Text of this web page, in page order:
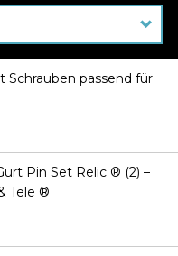
passend für
Pin Set Relic ® (2) –
Tele ®